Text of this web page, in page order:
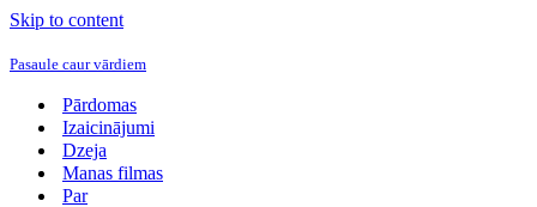
Skip to content
Pasaule caur vārdiem
Pārdomas
Izaicinājumi
Dzeja
Manas filmas
Par